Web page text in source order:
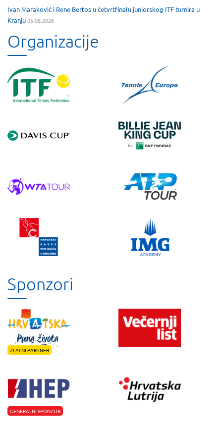
Ivan Maraković i Rene Bertos u četvrtfinalu juniorskog ITF turnira u
Kranju05.08.2026
Organizacije
Sponzori
ZLATNI PARTNER
GENERALNI SPONZOR